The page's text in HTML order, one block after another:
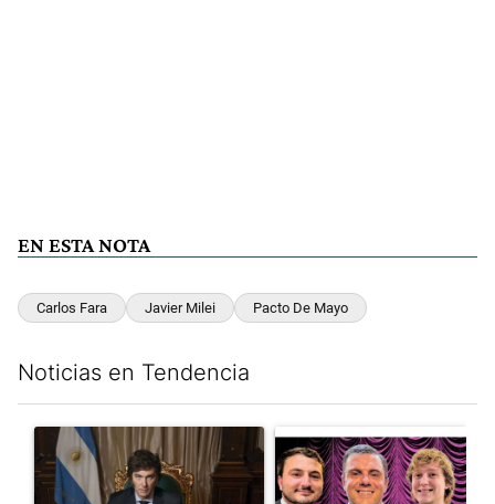
EN ESTA NOTA
Carlos Fara Javier Milei Pacto De Mayo
Noticias en Tendencia
Un artículo de tendencia con el título "Milei, listo para 'atajar'
Un artículo de tendencia con